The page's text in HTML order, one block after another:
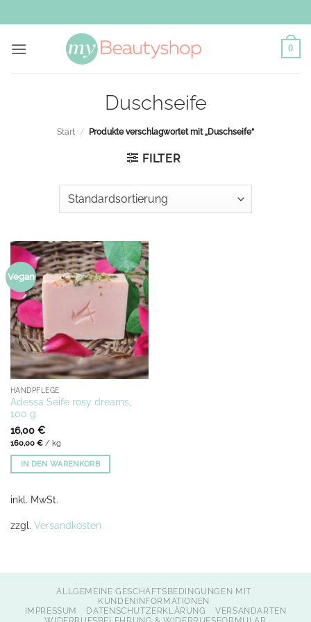
Inhalt
springen
0
Duschseife
Start / Produkte verschlagwortet mit „Duschseife“
FILTER
Vegan
HANDPFLEGE
Adessa Seife rosy dreams,
100 g
16,00 €
160,00 €/ kg
IN DEN WARENKORB
inkl. MwSt.
zzgl. Versandkosten
ALLGEMEINE GESCHÄFTSBEDINGUNGEN MIT
KUNDENINFORMATIONEN
IMPRESSUM
DATENSCHUTZERKLÄRUNG
VERSANDARTEN